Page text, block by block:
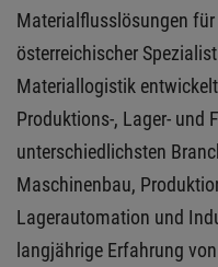
Materialflusslösungen
österreichischer
Materiallogistik
Produktions-, Lager- und
unterschiedlichsten
Maschinenbau,
Lagerautomation und
langjährige Erfahrung